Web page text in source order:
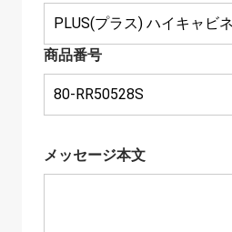
商品番号
メッセージ本文